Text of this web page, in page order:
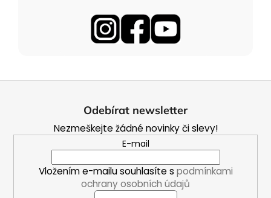
Odebírat newsletter
Nezmeškejte žádné novinky či slevy!
E-mail
Vložením e-mailu souhlasíte s podmínkami
ochrany osobních údajů